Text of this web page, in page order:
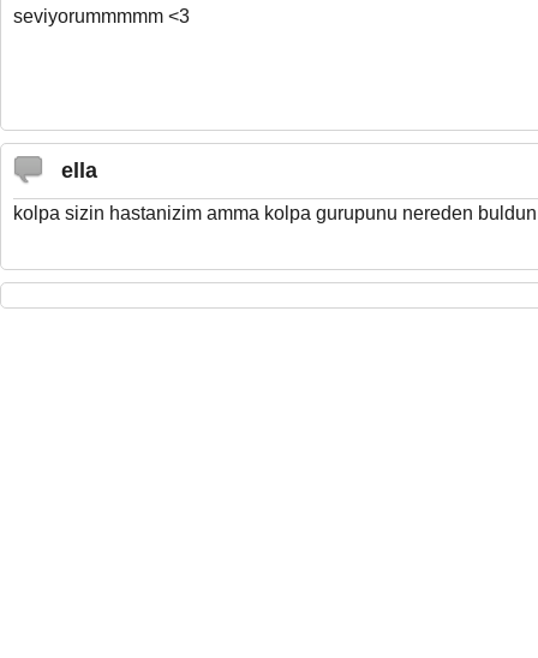
seviyorummmmm <3
ella
kolpa sizin hastanizim amma kolpa gurupunu nereden